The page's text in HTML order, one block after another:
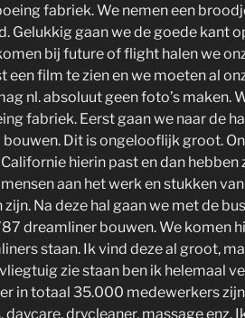
fabriek. We nemen een
Gelukkig gaan we de goede kant
bij future of flight halen we
een film te zien en we moeten al
nl. absoluut geen foto’s maken.
fabriek. Eerst gaan we naar de
Dit is ongelooflijk groot.
hierin past en dan hebben
aan het werk en stukken
Na deze hal gaan we met de
dreamliner bouwen. We komen
staan. Ik vind deze al groot,
zie staan ben ik helemaal
in totaal 35.000 medewerkers
daycare, drycleaner, massage enz.